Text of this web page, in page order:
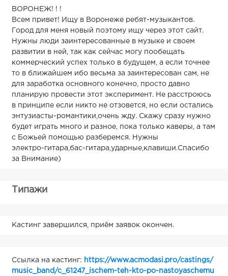
ВОРОНЕЖ! ! !
Всем привет! Ищу в Воронеже ребят-музыкантов.
Город для меня новый поэтому ищу через этот сайт.
Нужны люди заинтересованные в музыке и своем
развитии в ней, так как сейчас могу пообещать
коммерческий успех только в будущем, а если точнее
то в ближайшем ибо весьма за заинтересован сам, не
для заработка основного конечно, просто давно
планирую провести этот эксперимент. Не расстроюсь
в принципе если никто не отзовется, но если остались
энтузиасты-романтики,очень жду. Скажу сразу нужно
будет играть много и разное, пока только каверы, а там
с Божьей помощью разберемся. Нужны
электро-гитара,бас-гитара,ударные,клавиши.Спасибо
за Внимание)
Типажи
Кастинг завершился, приём заявок окончен.
Ссылка на кастинг: https://www.acmodasi.pro/castings/
music_band/c_61247_ischem-teh-kto-po-nastoyaschemu